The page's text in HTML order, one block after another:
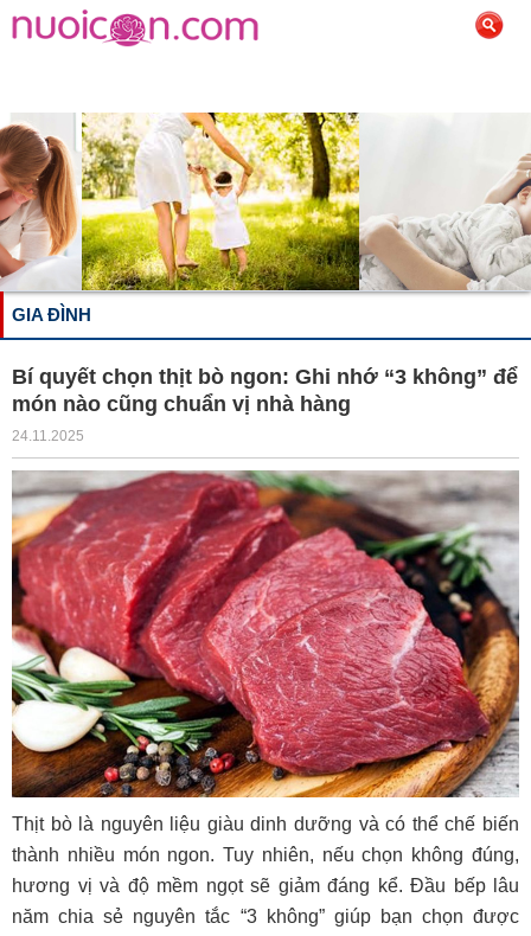
GIA ĐÌNH
Bí quyết chọn thịt bò ngon: Ghi nhớ “3 không” để
món nào cũng chuẩn vị nhà hàng
24.11.2025
Thịt bò là nguyên liệu giàu dinh dưỡng và có thể chế biến
thành nhiều món ngon. Tuy nhiên, nếu chọn không đúng,
hương vị và độ mềm ngọt sẽ giảm đáng kể. Đầu bếp lâu
năm chia sẻ nguyên tắc “3 không” giúp bạn chọn được